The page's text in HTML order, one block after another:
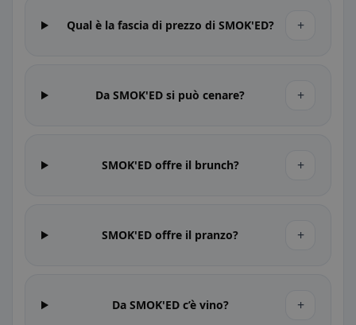
Qual è la fascia di prezzo di SMOK'ED? +
Da SMOK'ED si può cenare? +
SMOK'ED offre il brunch? +
SMOK'ED offre il pranzo? +
Da SMOK'ED c’è vino? +